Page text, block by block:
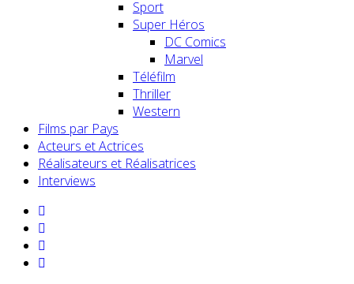
Sport
Super Héros
DC Comics
Marvel
Téléfilm
Thriller
Western
Films par Pays
Acteurs et Actrices
Réalisateurs et Réalisatrices
Interviews